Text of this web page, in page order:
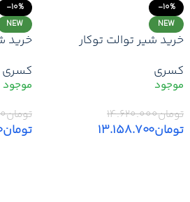
-10%
NEW
خرید شیر توالت توکار
گارانتی معتبر + تخفیف +
ارسال
کسری
تومان۱۴.۶۲۰.۰۰۰
تومان۱۳.۱۵۸.۷۰۰
-10%
NEW
خرید
معتبر
سریع
کسری
تومان
تومان